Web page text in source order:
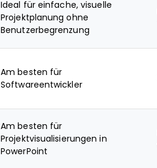
Ideal für einfache, visuelle
Projektplanung ohne
Benutzerbegrenzung
Am besten für
Softwareentwickler
Am besten für
Projektvisualisierungen in
PowerPoint